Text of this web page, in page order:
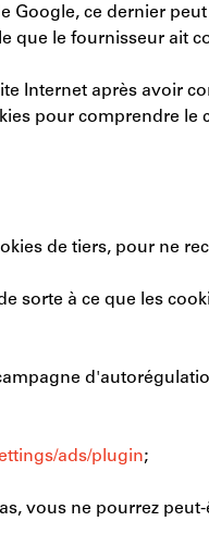
Google, ce dernier
que le fournisseur ait
Internet après avoir
pour comprendre le
de tiers, pour ne
sorte à ce que les
ads/plugin;
vous ne pourrez